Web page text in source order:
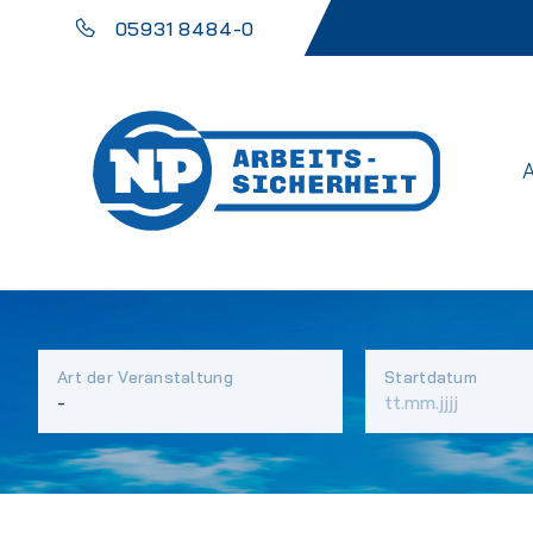
05931 8484-0
Vorhandene
Felder
Art der Veranstaltung Startdatum